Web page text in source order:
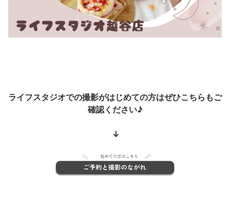
ライフスタジオでの撮影がはじめての方はぜひこちらもご
確認ください♪
↓